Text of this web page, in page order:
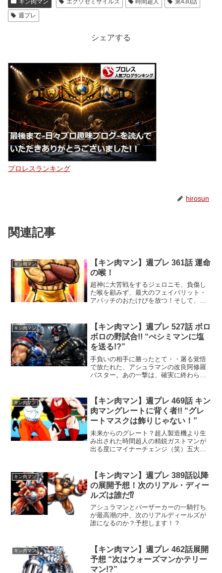
週プレ
シェアする
プロレスランキング
hirosun
関連記事
キン肉マン
【キン肉マン】週プレ 361話 運命
の喉！
超神に大苦戦をするジェロニモ、負傷し
た喉を顧みず、最大のフェイバリット・
アパッチのおたけびを放つ！そして、ジ
キン肉マン
【キン肉マン】週プレ 527話 ボロ
ボロの野試合!! “ぺシミマンに塩
を送る!?”
手負いの相手に勝ったとて・・屠る覚悟
で放たれた、アシュラマンの改良阿修羅
バスター。あの一撃は、確実に終わらせ
がたい執念。焼け焦げた肉体を引きずり
ながら、なお息絶えないそ...
キン肉マン
【キン肉マン】週プレ 469話 キン
肉マングレートに背く者!! “グレ
ートマスクは飾りじゃない！”
未来からのグレート？超人製造機より生
み出された時間超人の精鋭ガストマンが
出る度にマイナーチェンジ（笑）五大刻
が逃がさない。しかし、そこにキン肉マ
ンもミート君も、知った風...
キン肉マン
【キン肉マン】週プレ 389話以降
の展開予想！次のリアル・ディー
ルズは誰だ⁉︎
アシュラマンとバーザーカーの一騎打ち
が最高潮の中、次のリアルディールズが
誰になるのか？予想します！？
キン肉マン
【キン肉マン】週プレ 462話展開
予想 “次はウォーズマンかテリー
マン!?”